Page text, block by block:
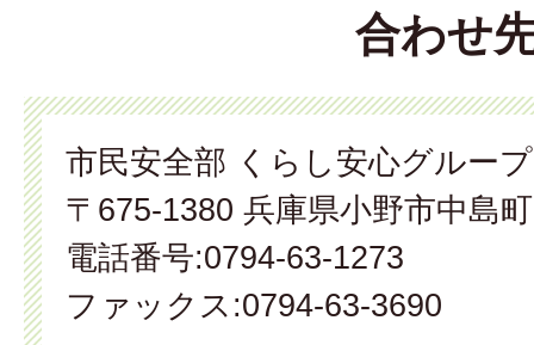
合わせ
市民安全部 くらし安心グループ
〒675-1380 兵庫県小野市中島
電話番号:0794-63-1273
ファックス:0794-63-3690